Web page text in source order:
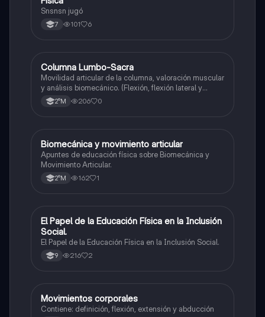
Snsnsn jugó
7 101 6
Educación Física
Columna Lumbo-Sacra
Movilidad articular de la columna, valoración muscular
y análisis biomecánico. (Flexión, flexión lateral y
extensión)
2°M 206 0
Educación Física
Biomecánica y movimiento articular
Apuntes de educación física sobre Biomecánica y
Movimiento Articular.
2°M 162 1
Educación Física
El Papel de la Educación Física en la Inclusión
Social.
El Papel de la Educación Física en la Inclusión Social.
9 216 2
Educación Física
Movimientos corporales
Contiene: definición, flexión, extensión y abducción